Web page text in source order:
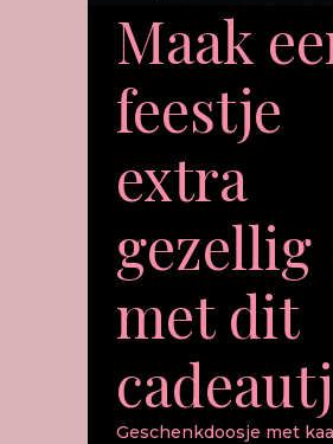
Maak
feestje
extra
gezellig
met dit
Geschenkdoosje met